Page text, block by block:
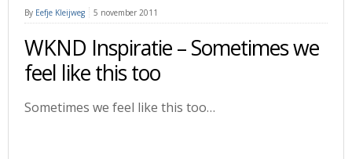
By Eefje Kleijweg 5 november 2011
WKND Inspiratie – Sometimes we
feel like this too
Sometimes we feel like this too…